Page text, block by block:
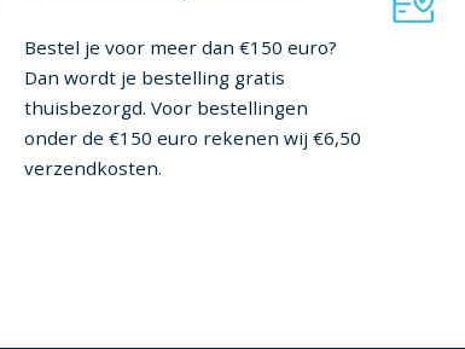
Bestel je voor meer dan €150 euro?
Dan wordt je bestelling gratis
thuisbezorgd. Voor bestellingen
onder de €150 euro rekenen wij €6,50
verzendkosten.